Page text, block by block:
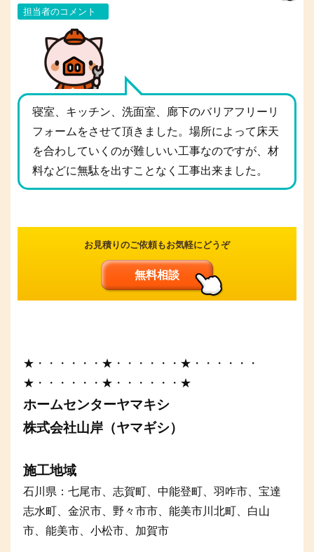
担当者のコメント
寝室、キッチン、洗面室、廊下のバリアフリーリ
フォームをさせて頂きました。場所によって床天
を合わしていくのが難しいい工事なのですが、材
料などに無駄を出すことなく工事出来ました。
お見積りのご依頼もお気軽にどうぞ
無料相談
★・・・・・・★・・・・・・★・・・・・・
★・・・・・・★・・・・・・★
ホームセンターヤマキシ
株式会社山岸（ヤマギシ）
施工地域
石川県：七尾市、志賀町、中能登町、羽咋市、宝達
志水町、金沢市、野々市市、能美市川北町、白山
市、能美市、小松市、加賀市